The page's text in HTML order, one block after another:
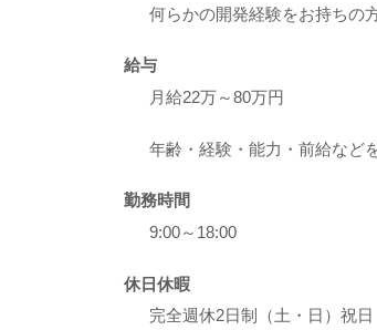
何らかの開発経験をお持ちの
給与
月給22万～80万円
年齢・経験・能力・前給など
勤務時間
9:00～18:00
休日休暇
完全週休2日制（土・日）祝日